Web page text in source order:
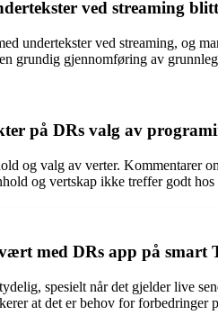
ved streaming
undertekster ved streaming, og
grundig gjennomføring av
på DRs valg av
og valg av verter. Kommentarer
og vertskap ikke treffer godt
med DRs app på smart
spesielt når det gjelder live
at det er behov for forbedringer